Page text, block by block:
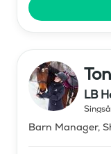
LB
Barn Manager,